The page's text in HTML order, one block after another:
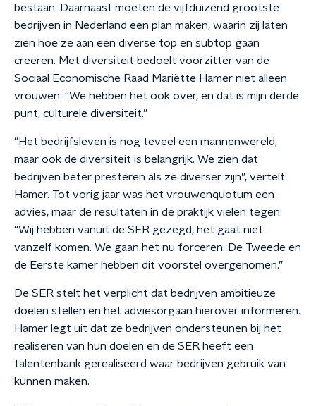
bestaan. Daarnaast moeten de vijfduizend grootste
bedrijven in Nederland een plan maken, waarin zij laten
zien hoe ze aan een diverse top en subtop gaan
creëren. Met diversiteit bedoelt voorzitter van de
Sociaal Economische Raad Mariëtte Hamer niet alleen
vrouwen. “We hebben het ook over, en dat is mijn derde
punt, culturele diversiteit.”
“Het bedrijfsleven is nog teveel een mannenwereld,
maar ook de diversiteit is belangrijk. We zien dat
bedrijven beter presteren als ze diverser zijn”, vertelt
Hamer. Tot vorig jaar was het vrouwenquotum een
advies, maar de resultaten in de praktijk vielen tegen.
“Wij hebben vanuit de SER gezegd, het gaat niet
vanzelf komen. We gaan het nu forceren. De Tweede en
de Eerste kamer hebben dit voorstel overgenomen.”
De SER stelt het verplicht dat bedrijven ambitieuze
doelen stellen en het adviesorgaan hierover informeren.
Hamer legt uit dat ze bedrijven ondersteunen bij het
realiseren van hun doelen en de SER heeft een
talentenbank gerealiseerd waar bedrijven gebruik van
kunnen maken.